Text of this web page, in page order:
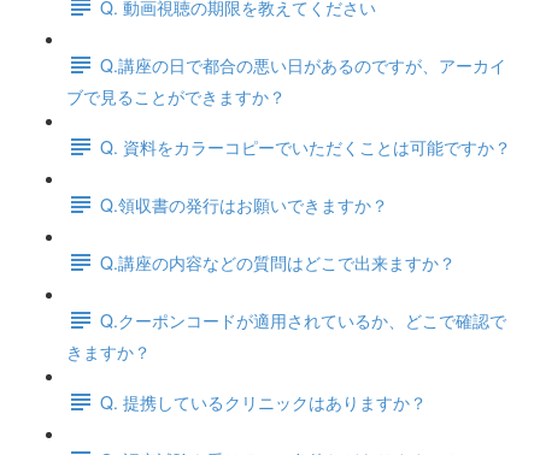
Q. 動画視聴の期限を教えてください
Q.講座の日で都合の悪い日があるのですが、アーカイ
ブで見ることができますか？
Q. 資料をカラーコピーでいただくことは可能ですか？
Q.領収書の発行はお願いできますか？
Q.講座の内容などの質問はどこで出来ますか？
Q.クーポンコードが適用されているか、どこで確認で
きますか？
Q. 提携しているクリニックはありますか？